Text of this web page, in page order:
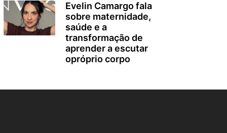
Evelin Camargo fala
sobre maternidade,
saúde e a
transformação de
aprender a escutar
opróprio corpo